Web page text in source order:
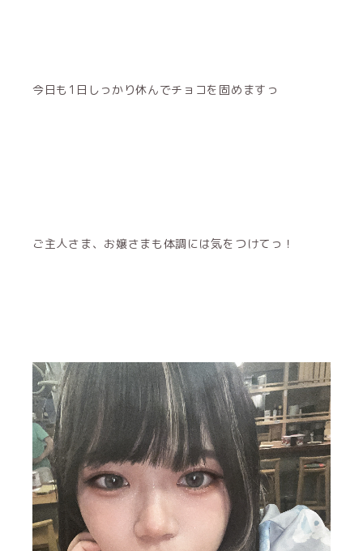
今日も1日しっかり休んでチョコを固めますっ
ご主人さま、お嬢さまも体調には気をつけてっ！